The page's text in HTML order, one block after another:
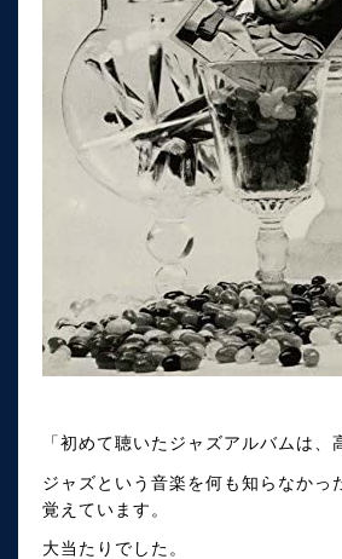
「初めて聴いたジャズアルバムは
ジャズという音楽を何も知らなか
覚えています。
大当たりでした。